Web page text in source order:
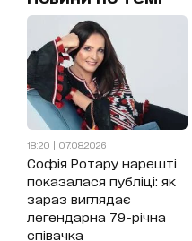
18:20 | 07.08.2026
Софія Ротару нарешті
показалася публіці: як
зараз виглядає
легендарна 79-річна
співачка